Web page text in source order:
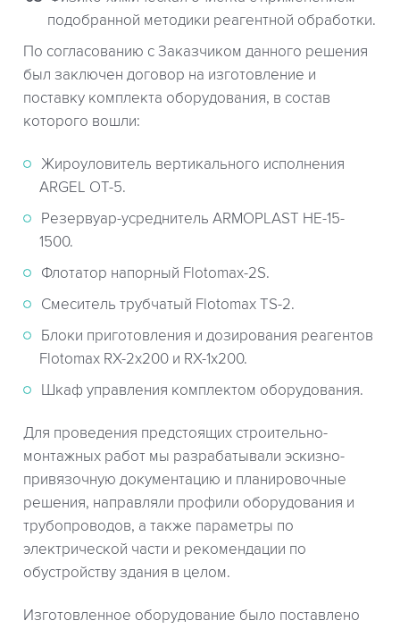
подобранной методики реагентной обработки.
По согласованию с Заказчиком данного решения
был заключен договор на изготовление и
поставку комплекта оборудования, в состав
которого вошли:
Жироуловитель вертикального исполнения
ARGEL OT-5.
Резервуар-усреднитель ARMOPLAST HE-15-
1500.
Флотатор напорный Flotomax-2S.
Смеситель трубчатый Flotomax TS-2.
Блоки приготовления и дозирования реагентов
Flotomax RX-2x200 и RX-1x200.
Шкаф управления комплектом оборудования.
Для проведения предстоящих строительно-
монтажных работ мы разрабатывали эскизно-
привязочную документацию и планировочные
решения, направляли профили оборудования и
трубопроводов, а также параметры по
электрической части и рекомендации по
обустройству здания в целом.
Изготовленное оборудование было поставлено